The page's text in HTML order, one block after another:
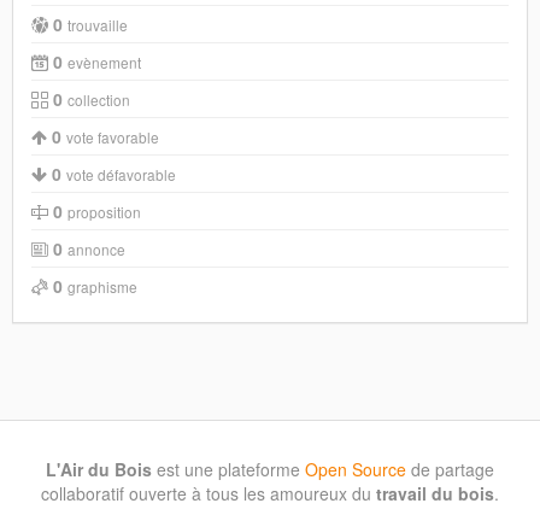
0 trouvaille
0 evènement
0 collection
0 vote favorable
0 vote défavorable
0 proposition
0 annonce
0 graphisme
L'Air du Bois est une plateforme Open Source de partage
collaboratif ouverte à tous les amoureux du travail du bois.